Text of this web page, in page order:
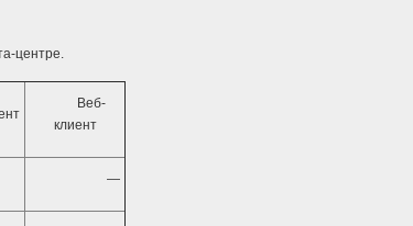
центре.
Веб-
клиент
—